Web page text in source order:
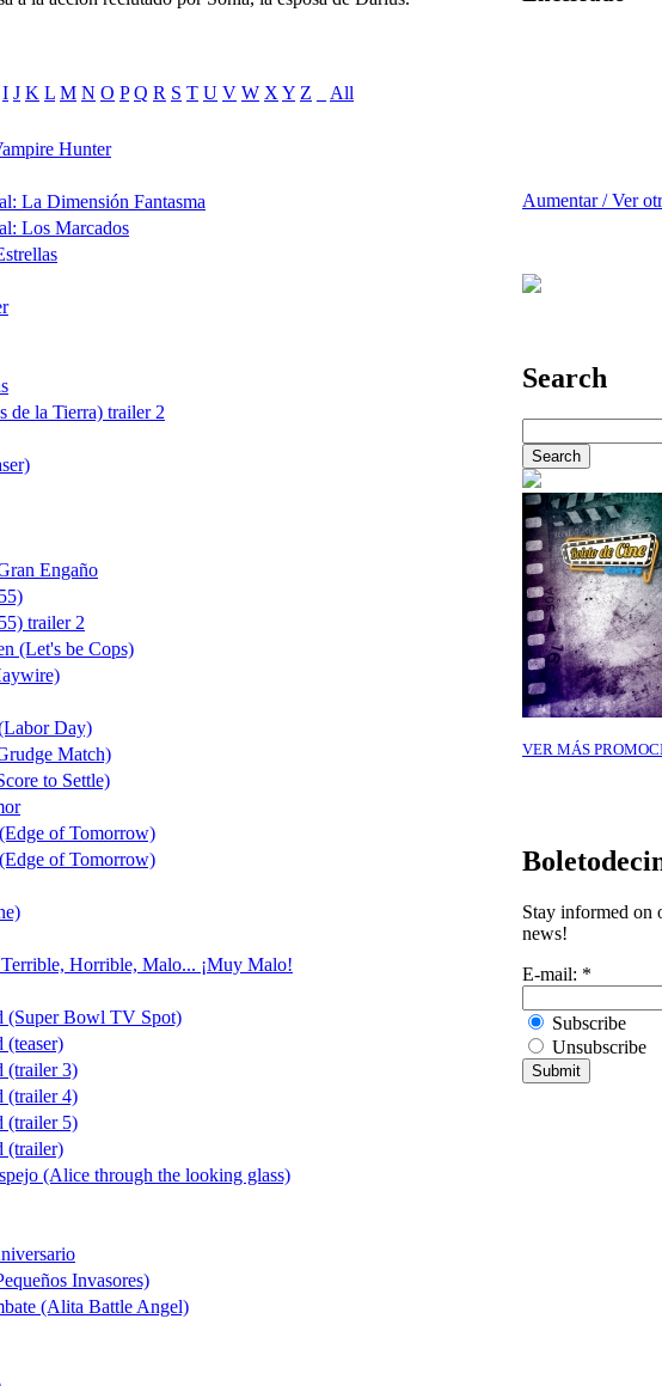
I J K L M N O P Q R S T U V W X Y Z
All
Hunter
La Dimensión Fantasma
Los Marcados
de la Tierra) trailer 2
Engaño
trailer 2
(Let's be Cops)
Day)
Match)
to Settle)
of Tomorrow)
of Tomorrow)
Horrible, Malo... ¡Muy Malo!
(Super Bowl TV Spot)
(teaser)
(trailer 3)
(trailer 4)
(trailer 5)
(trailer)
(Alice through the looking glass)
Invasores)
(Alita Battle Angel)
Aumentar / Ver
Search
VER MÁS
Stay informed on
news!
E-mail: *
Subscribe
Unsubscribe